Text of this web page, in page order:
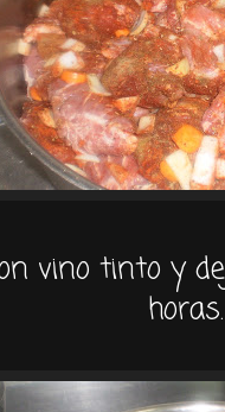
vino tinto y
horas.